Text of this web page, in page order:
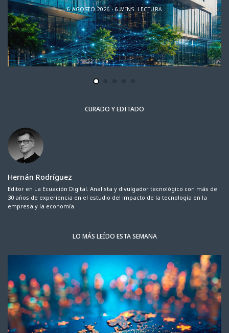
6 AGOSTO 2026 6 MINS. LECTURA
CURADO Y EDITADO
Hernán Rodríguez
Editor en La Ecuación Digital. Analista y divulgador tecnológico con más de
30 años de experiencia en el estudio del impacto de la tecnología en la
empresa y la economía.
LO MÁS LEÍDO ESTA SEMANA